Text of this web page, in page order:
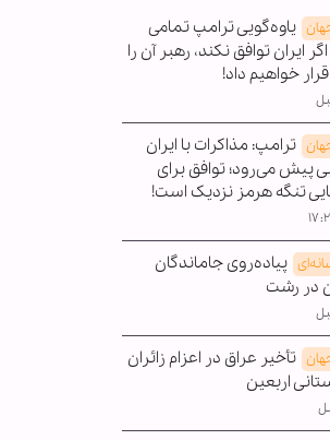
یاوه‌گویی ترامپ تمامی
اگر ایران توافق نکند، رهبر آن را
خواهیم داد!
ترامپ: مذاکرات با ایران
پیش می‌رود؛ توافق برای
تنگه هرمز نزدیک است!
پیاده‌روی جاماندگان
در رشت
تأخیر عراق در اعزام زائران
اربعین